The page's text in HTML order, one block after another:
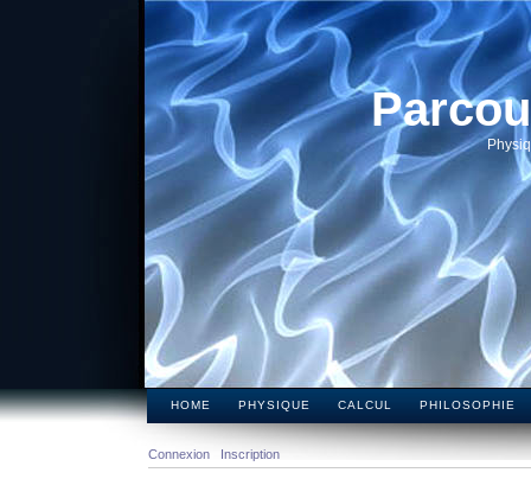
HOME PHYSIQUE CALCUL PHILOSOPHIE
Connexion Inscription